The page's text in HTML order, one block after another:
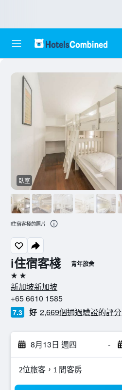
i住宿客棧 青年旅舍
2星級
新加坡新加坡
+65 6610 1585
7.3 好 2,669個通過驗證的評分
8月13日 週四 -
2位旅客，1 間客房
臥室
i住宿客棧的照片